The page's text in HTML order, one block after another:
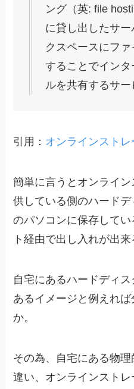
ング（英: file
に貸し出したサ
クスペースにフ
することでイン
ルを共有するサー
引用： オンラインスト
簡単に言うとオンライ
供している側のハード
のパソコンに保存して
ト経由で出し入れが出来
自宅にあるハードディ
あるイメージと例えれ
か。
その為、自宅にある物
違い、オンラインスト